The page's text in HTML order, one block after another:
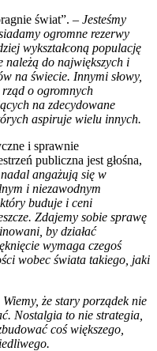
świat”. – Jesteśmy
ogromne rezerwy
wykształconą populację
należą do największych i
na świecie. Innymi słowy,
o ogromnych
na zdecydowane
aspiruje wielu innych.
i sprawnie
publiczna jest głośna,
angażują się w
i niezawodnym
buduje i ceni
Zdajemy sobie sprawę
by działać
wymaga czegoś
wobec świata takiego, jaki
że stary porządek nie
Nostalgia to nie strategia,
coś większego,